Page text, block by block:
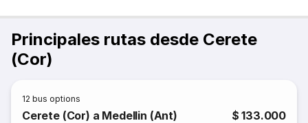
Principales rutas desde Cerete
(Cor)
12 bus options
Cerete (Cor) a Medellin (Ant) $ 133.000